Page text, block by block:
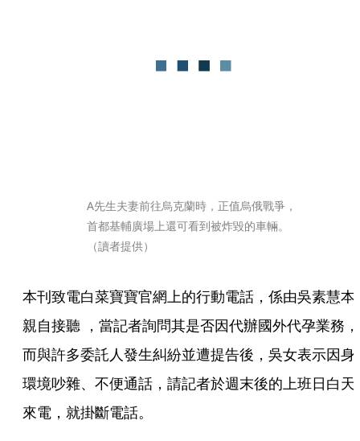
A先生夫妻前往烏克蘭時，正值烏俄戰爭，
首都基輔廣場上還可看到被炸毀的車輛。
（讀者提供）
本刊致電白菜寶寶官網上的行動電話，係由吳素慧本
親自接聽 ，當記者詢問其是否因代辦國外代孕業務，
而與許多委託人發生糾紛並遭提告後，吳女表示因身
環境吵雜、不便通話，請記者於週末後的上班日白天
來電，就掛斷電話。